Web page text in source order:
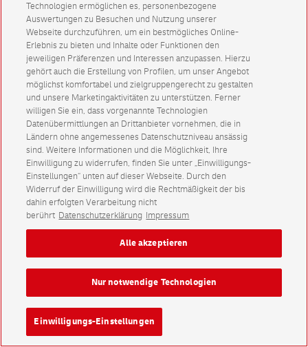
Technologien ermöglichen es, personenbezogene
Auswertungen zu Besuchen und Nutzung unserer
Webseite durchzuführen, um ein bestmögliches Online-
Erlebnis zu bieten und Inhalte oder Funktionen den
jeweiligen Präferenzen und Interessen anzupassen. Hierzu
gehört auch die Erstellung von Profilen, um unser Angebot
möglichst komfortabel und zielgruppengerecht zu gestalten
und unsere Marketingaktivitäten zu unterstützen. Ferner
willigen Sie ein, dass vorgenannte Technologien
Datenübermittlungen an Drittanbieter vornehmen, die in
Ländern ohne angemessenes Datenschutzniveau ansässig
sind. Weitere Informationen und die Möglichkeit, Ihre
Einwilligung zu widerrufen, finden Sie unter „Einwilligungs-
Einstellungen“ unten auf dieser Webseite. Durch den
Widerruf der Einwilligung wird die Rechtmäßigkeit der bis
dahin erfolgten Verarbeitung nicht
berührt Datenschutzerklärung Impressum
Einwilligungs-Einstellungen
Nur notwendige Technologien
Alle akzeptieren